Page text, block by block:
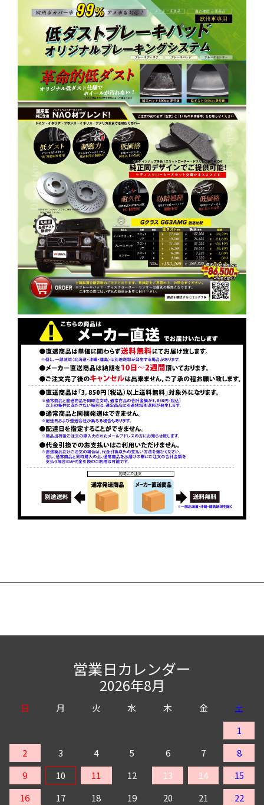
営業日カレンダー
2026年8月
日 月 火 水 木 金
土
1
2
3 4 5 6 7
8
9
10 11 12 13 14
15
16
17 18 19 20 21
22